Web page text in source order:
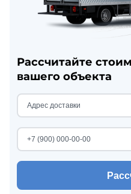
Рассчитайте
вашего объекта